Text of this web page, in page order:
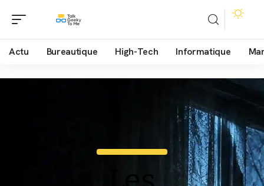
Actu Bureautique High-Tech Informatique